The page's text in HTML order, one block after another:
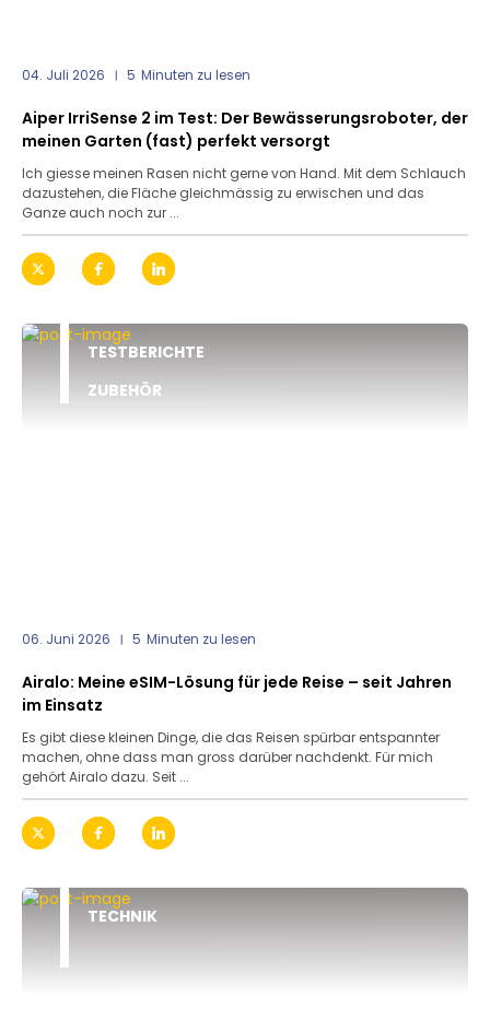
04. Juli 2026 5 Minuten zu lesen
Aiper IrriSense 2 im Test: Der Bewässerungsroboter, der
meinen Garten (fast) perfekt versorgt
Ich giesse meinen Rasen nicht gerne von Hand. Mit dem Schlauch
dazustehen, die Fläche gleichmässig zu erwischen und das
Ganze auch noch zur ...
TESTBERICHTE
ZUBEHÖR
06. Juni 2026 5 Minuten zu lesen
Airalo: Meine eSIM-Lösung für jede Reise – seit Jahren
im Einsatz
Es gibt diese kleinen Dinge, die das Reisen spürbar entspannter
machen, ohne dass man gross darüber nachdenkt. Für mich
gehört Airalo dazu. Seit ...
TECHNIK